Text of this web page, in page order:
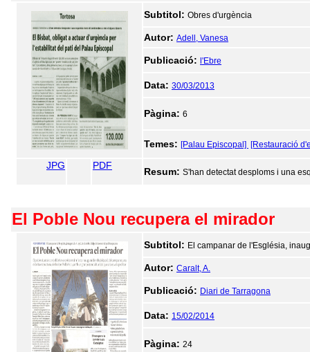
Subtitol: Obres d'urgència
Autor: Adell, Vanesa
Publicació: l'Ebre
Data: 30/03/2013
Pàgina: 6
Temes: [Palau Episcopal] [Restauració
JPG PDF
Resum: S'han detectat desploms i una
El Poble Nou recupera el mirador
Subtitol: El campanar de l'Església,
Autor: Caralt, A.
Publicació: Diari de Tarragona
Data: 15/02/2014
Pàgina: 24